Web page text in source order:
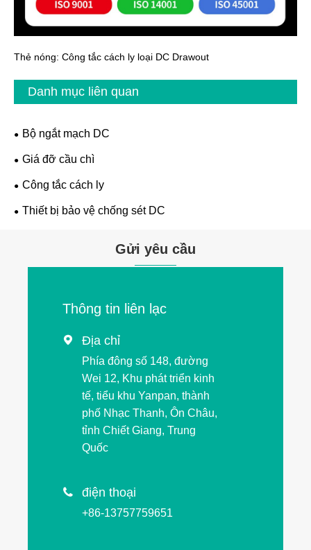
Thẻ nóng: Công tắc cách ly loại DC Drawout
Danh mục liên quan
Bộ ngắt mạch DC
Giá đỡ cầu chì
Công tắc cách ly
Thiết bị bảo vệ chống sét DC
Gửi yêu cầu
Thông tin liên lạc
 Địa chỉ
Phía đông số 148, đường
Wei 12, Khu phát triển kinh
tế, tiểu khu Yanpan, thành
phố Nhạc Thanh, Ôn Châu,
tỉnh Chiết Giang, Trung
Quốc
 điện thoại
+86-13757759651